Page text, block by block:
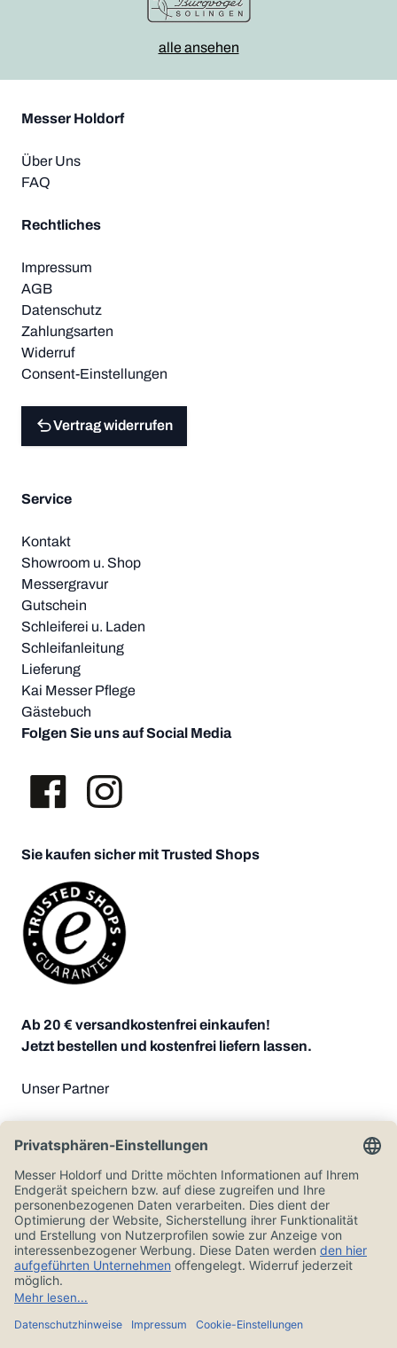
alle ansehen
Messer Holdorf
Über Uns
FAQ
Rechtliches
Impressum
AGB
Datenschutz
Zahlungsarten
Widerruf
Consent-Einstellungen
Vertrag widerrufen
Service
Kontakt
Showroom u. Shop
Messergravur
Gutschein
Schleiferei u. Laden
Schleifanleitung
Lieferung
Kai Messer Pflege
Gästebuch
Folgen Sie uns auf Social Media
Sie kaufen sicher mit Trusted Shops
Ab 20 € versandkostenfrei einkaufen!
Jetzt bestellen und kostenfrei liefern lassen.
Unser Partner
Zahlungsoptionen